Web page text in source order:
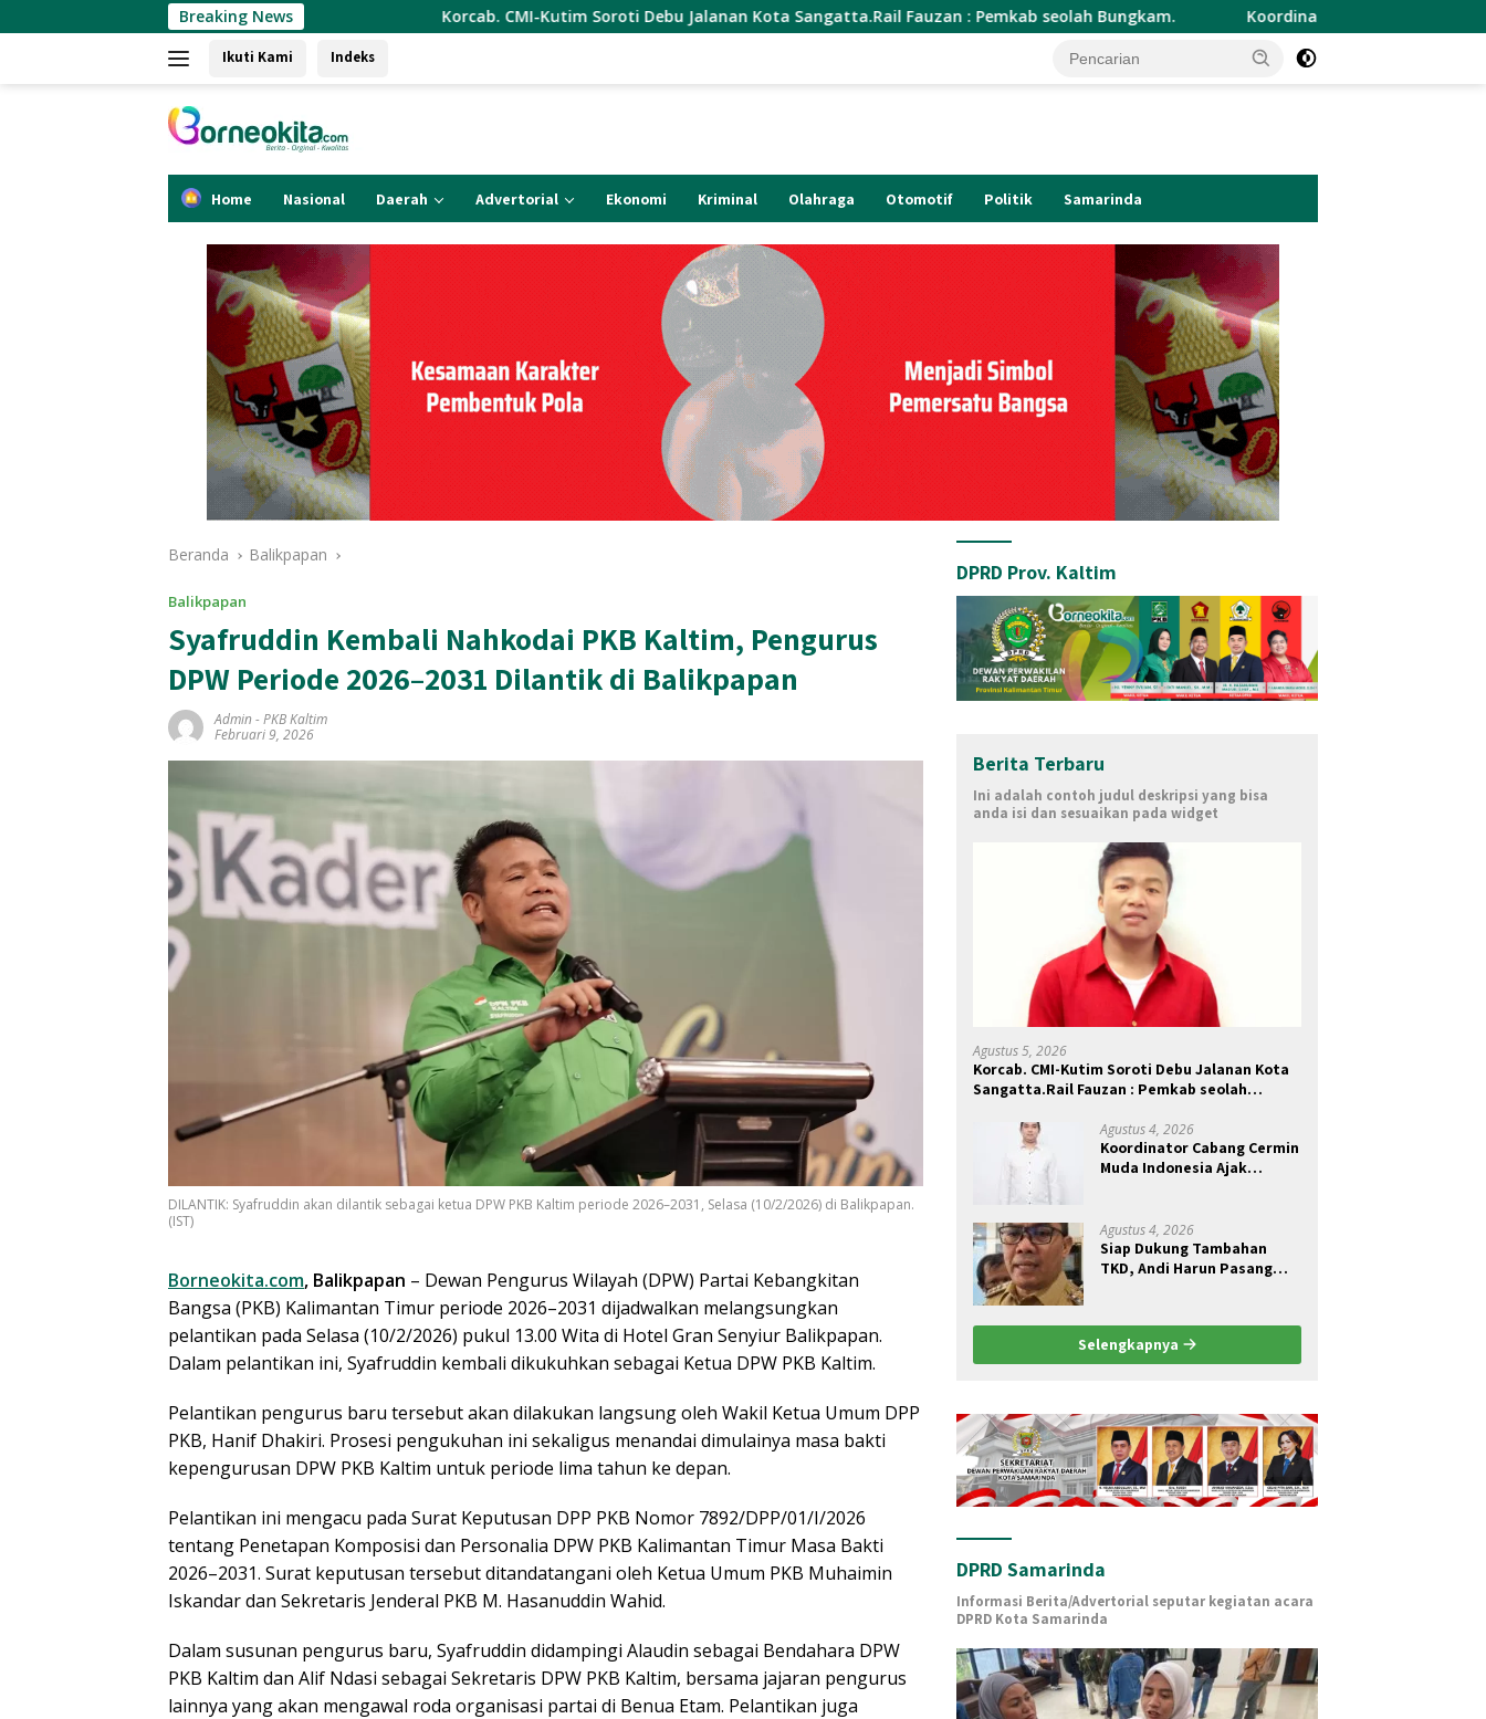
ke
Breaking NewsKorcab. CMI-Kutim Soroti Debu Jalanan Kota Sangatta.Rail Fauzan : Pemkab seolah Bungkam. Koordinator Cabang Cermin Muda Indonesia Ajak
Ikuti Kami Indeks
Home Nasional Daerah Advertorial Ekonomi Kriminal Olahraga Otomotif Politik Samarinda
Beranda Balikpapan
Balikpapan
Syafruddin Kembali Nahkodai PKB Kaltim, Pengurus
DPW Periode 2026–2031 Dilantik di Balikpapan
Admin-PKB Kaltim
Februari 9, 2026
DILANTIK: Syafruddin akan dilantik sebagai ketua DPW PKB Kaltim periode 2026–2031, Selasa (10/2/2026) di Balikpapan.
(IST)
Borneokita.com, Balikpapan – Dewan Pengurus Wilayah (DPW) Partai Kebangkitan
Bangsa (PKB) Kalimantan Timur periode 2026–2031 dijadwalkan melangsungkan
pelantikan pada Selasa (10/2/2026) pukul 13.00 Wita di Hotel Gran Senyiur Balikpapan.
Dalam pelantikan ini, Syafruddin kembali dikukuhkan sebagai Ketua DPW PKB Kaltim.
Pelantikan pengurus baru tersebut akan dilakukan langsung oleh Wakil Ketua Umum DPP
PKB, Hanif Dhakiri. Prosesi pengukuhan ini sekaligus menandai dimulainya masa bakti
kepengurusan DPW PKB Kaltim untuk periode lima tahun ke depan.
Pelantikan ini mengacu pada Surat Keputusan DPP PKB Nomor 7892/DPP/01/I/2026
tentang Penetapan Komposisi dan Personalia DPW PKB Kalimantan Timur Masa Bakti
2026–2031. Surat keputusan tersebut ditandatangani oleh Ketua Umum PKB Muhaimin
Iskandar dan Sekretaris Jenderal PKB M. Hasanuddin Wahid.
Dalam susunan pengurus baru, Syafruddin didampingi Alaudin sebagai Bendahara DPW
PKB Kaltim dan Alif Ndasi sebagai Sekretaris DPW PKB Kaltim, bersama jajaran pengurus
lainnya yang akan mengawal roda organisasi partai di Benua Etam. Pelantikan juga
DPRD Prov. Kaltim
Berita Terbaru
Ini adalah contoh judul deskripsi yang bisa
anda isi dan sesuaikan pada widget
Agustus 5, 2026
Korcab. CMI-Kutim Soroti Debu Jalanan Kota
Sangatta.Rail Fauzan : Pemkab seolah
Agustus 4, 2026
Koordinator Cabang Cermin
Muda Indonesia Ajak
Sampah Berkelanjutan
Agustus 4, 2026
Siap Dukung Tambahan
TKD, Andi Harun Pasang
Selengkapnya
DPRD Samarinda
Informasi Berita/Advertorial seputar kegiatan acara
DPRD Kota Samarinda